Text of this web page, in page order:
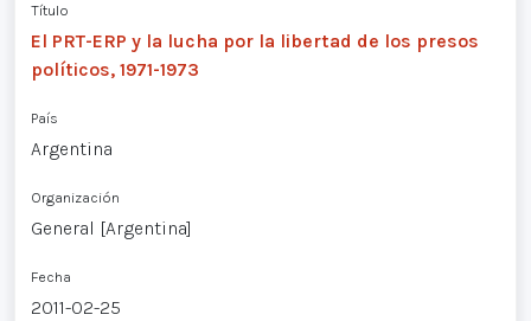
Título
El PRT-ERP y la lucha por la libertad de los presos
políticos, 1971-1973
País
Argentina
Organización
General [Argentina]
Fecha
2011-02-25